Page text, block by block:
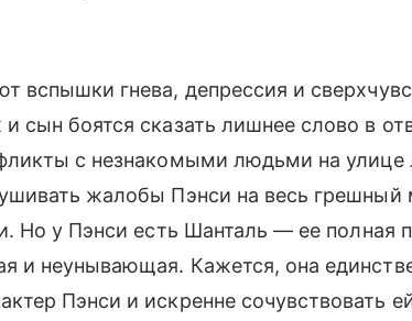
вспышки гнева, депрессия и
сын боятся сказать лишнее слово в
с незнакомыми людьми на улице
жалобы Пэнси на весь
Но у Пэнси есть Шанталь — ее полная
и неунывающая. Кажется, она
Пэнси и искренне сочувствовать